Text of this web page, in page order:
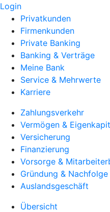
Login
Privatkunden
Firmenkunden
Private Banking
Banking & Verträge
Meine Bank
Service & Mehrwerte
Karriere
Zahlungsverkehr
Vermögen &
Versicherung
Finanzierung
Vorsorge &
Gründung & Nachfolge
Auslandsgeschäft
Übersicht